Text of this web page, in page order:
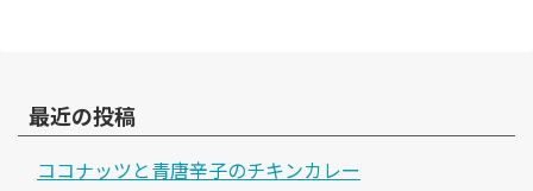
最近の投稿
ココナッツと青唐辛子のチキンカレー